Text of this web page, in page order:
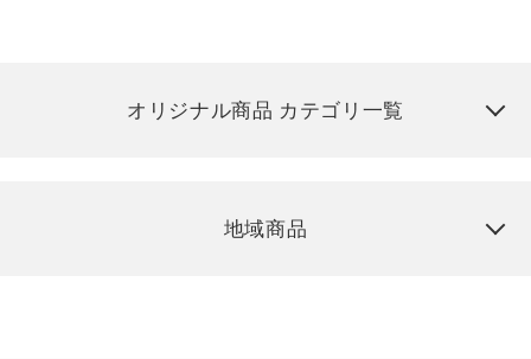
オリジナル商品 カテゴリ一覧
地域商品